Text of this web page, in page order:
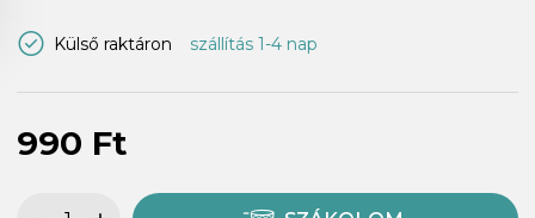
Külső raktáron szállítás 1-4 nap
990 Ft